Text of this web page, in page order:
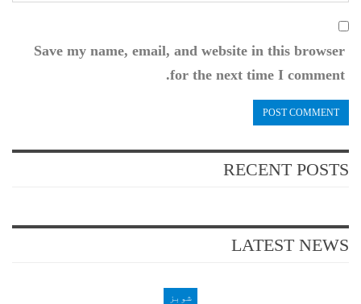
Save my name, email, and website in this browser
for the next time I comment.
RECENT POSTS
LATEST NEWS
شوبز